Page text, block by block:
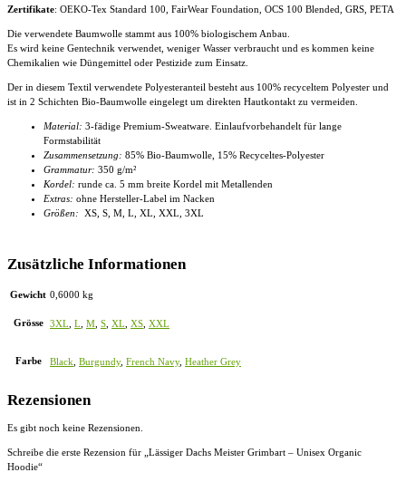
Zertifikate: OEKO-Tex Standard 100, FairWear Foundation, OCS 100 Blended, GRS, PETA
Die verwendete Baumwolle stammt aus 100% biologischem Anbau.
Es wird keine Gentechnik verwendet, weniger Wasser verbraucht und es kommen keine
Chemikalien wie Düngemittel oder Pestizide zum Einsatz.
Der in diesem Textil verwendete Polyesteranteil besteht aus 100% recyceltem Polyester und
ist in 2 Schichten Bio-Baumwolle eingelegt um direkten Hautkontakt zu vermeiden.
Material: 3-fädige Premium-Sweatware. Einlaufvorbehandelt für lange
Formstabilität
Zusammensetzung: 85% Bio-Baumwolle, 15% Recyceltes-Polyester
Grammatur: 350 g/m²
Kordel: runde ca. 5 mm breite Kordel mit Metallenden
Extras: ohne Hersteller-Label im Nacken
Größen: XS, S, M, L, XL, XXL, 3XL
Zusätzliche Informationen
Gewicht 0,6000 kg
Grösse 3XL L M S XL XS XXL
Farbe Black Burgundy, French Navy, Heather Grey
Rezensionen
Es gibt noch keine Rezensionen.
Schreibe die erste Rezension für „Lässiger Dachs Meister Grimbart – Unisex Organic
Hoodie“